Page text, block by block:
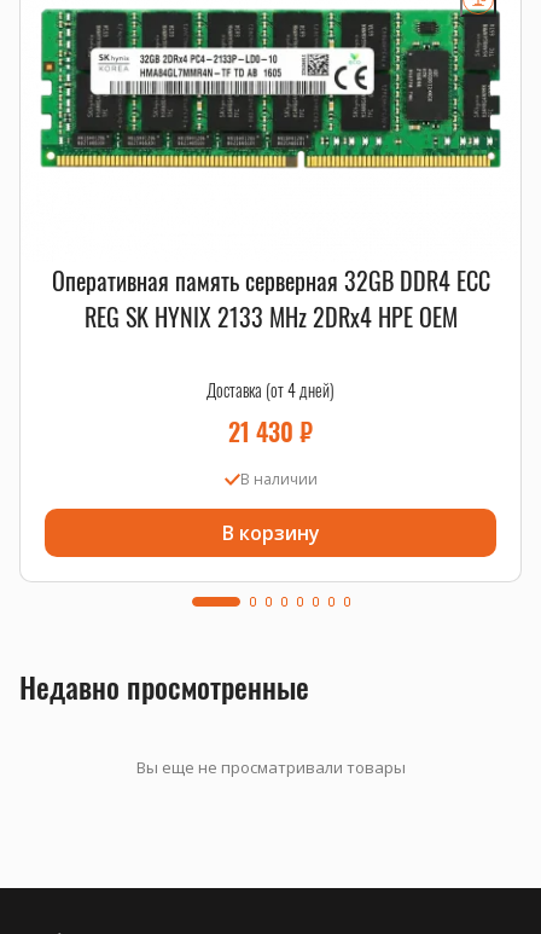
Если есть сомнения по совместимости, подберём
подходящую плату, процессор, память, накопитель или
серверную корзину под вашу конфигурацию. Для серверных
комплектующих особенно важно сверить поколение
платформы, форм-фактор, интерфейс и part number.
Смотрите также
Оперативная память серверная 32GB DDR4 ECC
REG SK HYNIX 2133 MHz 2DRx4 HPE OEM
Доставка (от 4 дней)
21 430 ₽
В наличии
В корзину
Недавно просмотренные
Вы еще не просматривали товары